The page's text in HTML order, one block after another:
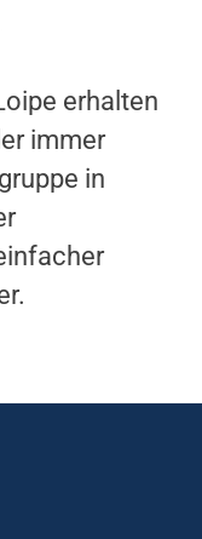
erhalten
immer
in